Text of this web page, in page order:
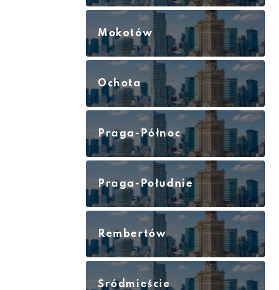
Mokotów
Ochota
Praga-Północ
Praga-Południe
Rembertów
Śródmieście